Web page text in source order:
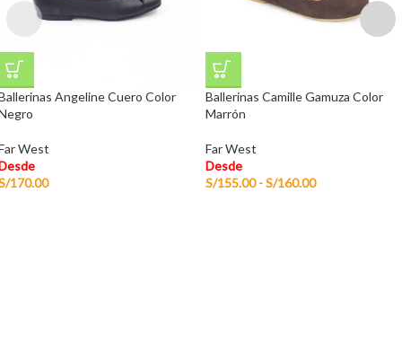
Angeline Cuero Color
West
170.00
Ballerinas Camille Gamuza Color
Marrón
Far West
Desde
S/155.00 -S/160.00